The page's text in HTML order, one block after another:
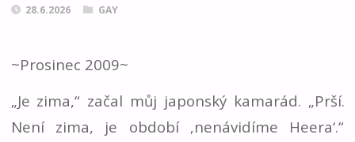
28.6.2026 GAY
~Prosinec 2009~
„Je zima,“ začal můj japonský kamarád. „Prší.
Není zima, je období ‚nenávidíme Heera‘.“